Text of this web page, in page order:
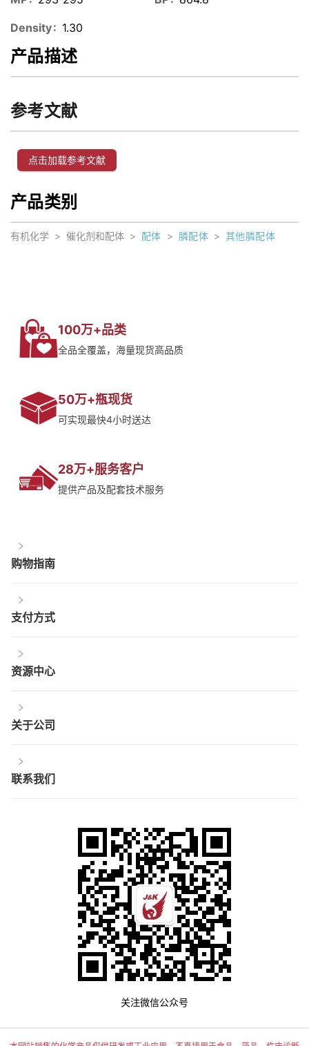
Density 1.30
产品描述
参考文献
点击加载参考文献
产品类别
有机化学 > 催化剂和配体 > 配体 > 膦配体 > 其他膦配体
100万+品类
全品全覆盖，海量现货高品质
50万+瓶现货
可实现最快4小时送达
28万+服务客户
提供产品及配套技术服务
购物指南
支付方式
资源中心
关于公司
联系我们
关注微信公众号